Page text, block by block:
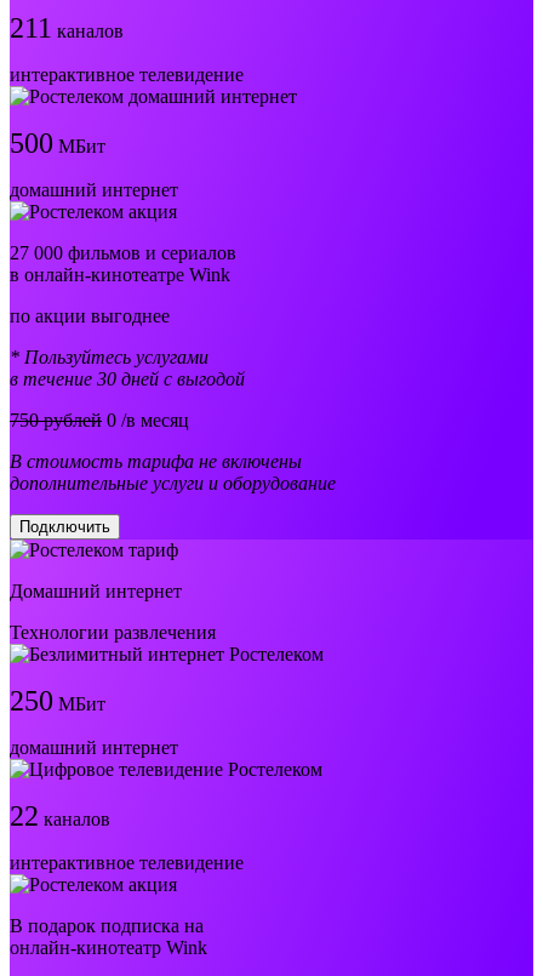
211 каналов
интерактивное телевидение
500 МБит
домашний интернет
27 000 фильмов и сериалов
в онлайн-кинотеатре Wink
по акции выгоднее
* Пользуйтесь услугами
в течение 30 дней с выгодой
750 рублей 0 /в месяц
В стоимость тарифа не включены
дополнительные услуги и оборудование
Подключить
Домашний интернет
Технологии развлечения
250 МБит
домашний интернет
22 каналов
интерактивное телевидение
В подарок подписка на
онлайн-кинотеатр Wink